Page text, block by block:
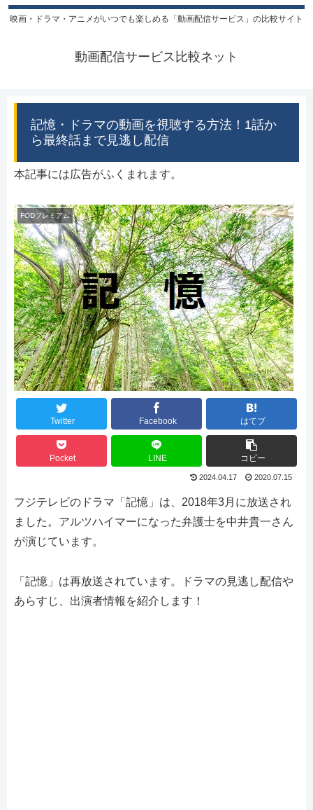
映画・ドラマ・アニメがいつでも楽しめる「動画配信サービス」の比較サイト
動画配信サービス比較ネット
記憶・ドラマの動画を視聴する方法！1話か
ら最終話まで見逃し配信
本記事には広告がふくまれます。
FODプレミアム
Twitter Facebook はてブ
Pocket LINE コピー
2024.04.17 2020.07.15
フジテレビのドラマ「記憶」は、2018年3月に放送され
ました。アルツハイマーになった弁護士を中井貴一さん
が演じています。
「記憶」は再放送されています。ドラマの見逃し配信や
あらすじ、出演者情報を紹介します！